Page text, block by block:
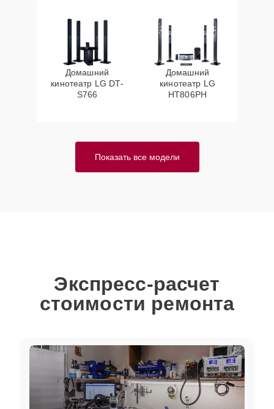
Домашний
кинотеатр LG DT-
S766
Домашний
кинотеатр LG
HT806PH
Показать все модели
Экспресс-расчет
стоимости ремонта